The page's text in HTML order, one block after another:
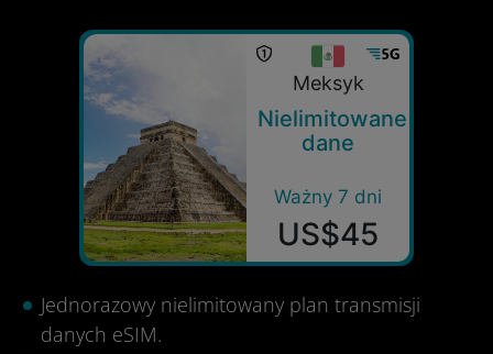
Meksyk
Nielimitowane
dane
Ważny 7 dni
US$45
Jednorazowy nielimitowany plan transmisji
danych eSIM.